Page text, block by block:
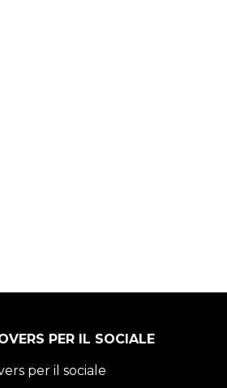
PER IL SOCIALE
per il sociale